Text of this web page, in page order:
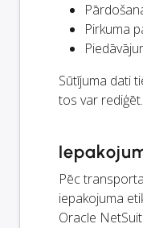
Pirkuma
Sūtījuma dati
tos var rediģēt.
Pēc
iepakojuma
Oracle